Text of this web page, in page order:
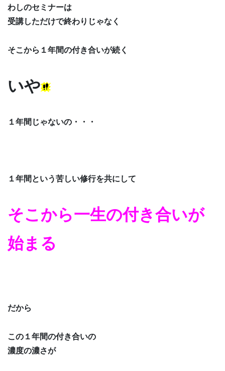
わしのセミナーは
受講しただけで終わりじゃなく
そこから１年間の付き合いが続く
いや
１年間じゃないの・・・
１年間という苦しい修行を共にして
そこから一生の付き合いが
始まる
だから
この１年間の付き合いの
濃度の濃さが